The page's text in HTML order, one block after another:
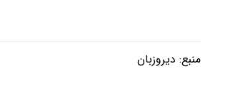
منبع: دیروزبان